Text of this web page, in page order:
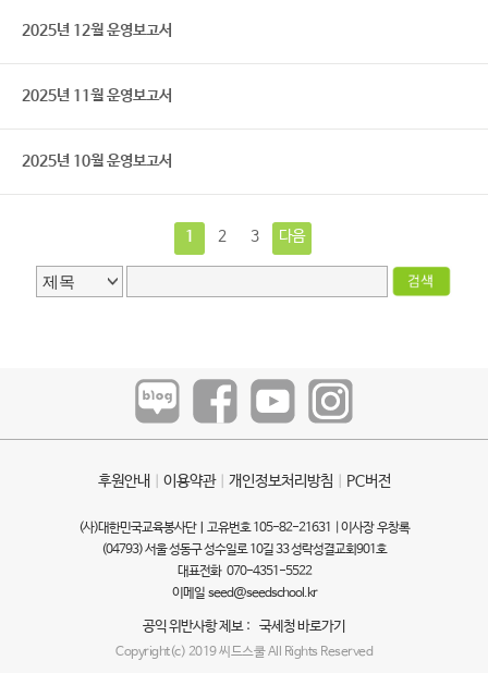
2025년 12월 운영보고서
2025년 11월 운영보고서
2025년 10월 운영보고서
1 2 3 다음
후원안내 이용약관ㅣ 개인정보처리방침 PC버전
(사)대한민국교육봉사단ㅣ고유번호 105-82-21631 | 이사장 우창록
(04793) 서울 성동구 성수일로 10길 33 성락성결교회901호
대표전화 070-4351-5522
이메일 seed@seedschool.kr
공익 위반사항 제보 : 국세청 바로가기
Copyright(c) 2019 씨드스쿨 All Rights Reserved